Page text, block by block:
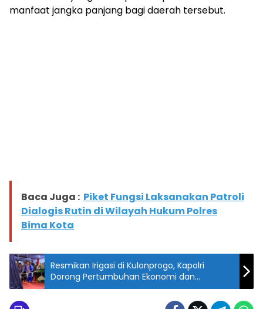
manfaat jangka panjang bagi daerah tersebut.
Baca Juga : Piket Fungsi Laksanakan Patroli
Dialogis Rutin di Wilayah Hukum Polres
Bima Kota
Resmikan Irigasi di Kulonprogo, Kapolri
Dorong Pertumbuhan Ekonomi dan
Ketahanan Pangan